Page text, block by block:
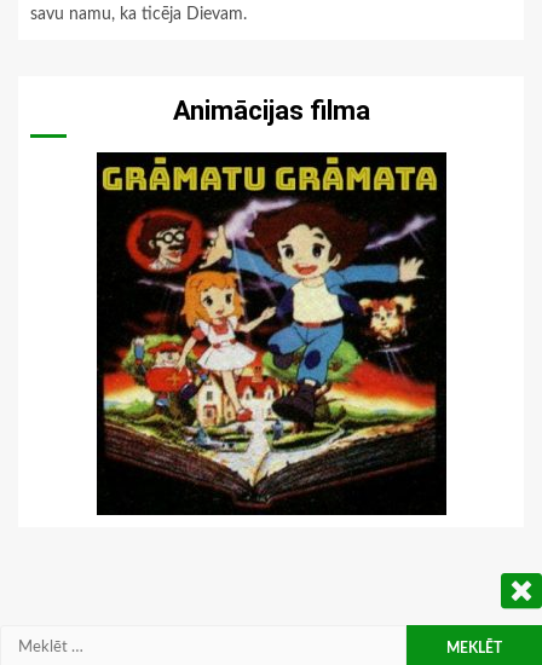
savu namu, ka ticēja Dievam.
Animācijas filma
Meklēt: